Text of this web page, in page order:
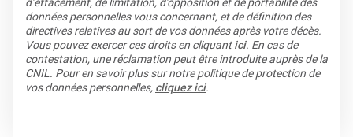
données personnelles vous concernant, et de définition des
directives relatives au sort de vos données après votre décès.
Vous pouvez exercer ces droits en cliquantici. En cas de
contestation, une réclamation peut être introduite auprès de la
CNIL. Pour en savoir plus sur notre politique de protection de
vos données personnelles, cliquez ici.